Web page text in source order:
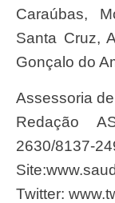
Caraúbas,
Santa Cruz,
Gonçalo do
Assessoria
Redação
2630/8137-
Twitter: